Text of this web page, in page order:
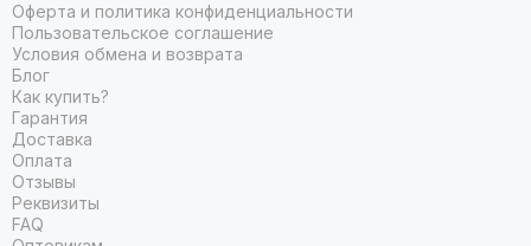
Оферта и политика конфиденциальности
Пользовательское соглашение
Условия обмена и возврата
Блог
Как купить?
Гарантия
Доставка
Оплата
Отзывы
Реквизиты
FAQ